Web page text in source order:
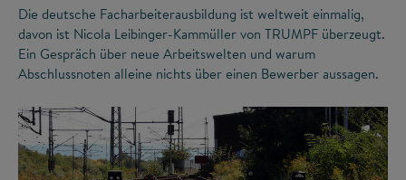
Die deutsche Facharbeiterausbildung ist weltweit einmalig,
davon ist Nicola Leibinger-Kammüller von TRUMPF überzeugt.
Ein Gespräch über neue Arbeitswelten und warum
Abschlussnoten alleine nichts über einen Bewerber aussagen.